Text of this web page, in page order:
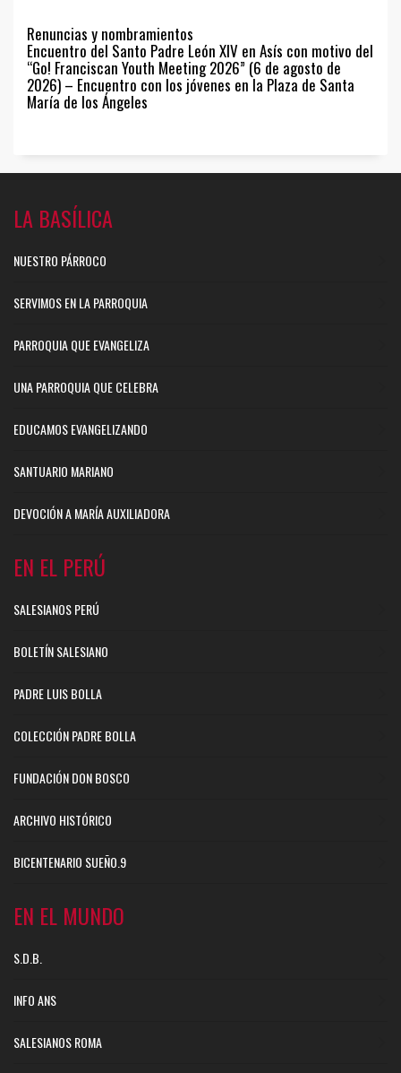
Renuncias y nombramientos
Encuentro del Santo Padre León XIV en Asís con motivo del
“Go! Franciscan Youth Meeting 2026” (6 de agosto de
2026) – Encuentro con los jóvenes en la Plaza de Santa
María de los Ángeles
LA BASÍLICA
NUESTRO PÁRROCO
SERVIMOS EN LA PARROQUIA
PARROQUIA QUE EVANGELIZA
UNA PARROQUIA QUE CELEBRA
EDUCAMOS EVANGELIZANDO
SANTUARIO MARIANO
DEVOCIÓN A MARÍA AUXILIADORA
EN EL PERÚ
SALESIANOS PERÚ
BOLETÍN SALESIANO
PADRE LUIS BOLLA
COLECCIÓN PADRE BOLLA
FUNDACIÓN DON BOSCO
ARCHIVO HISTÓRICO
BICENTENARIO SUEÑO.9
EN EL MUNDO
S.D.B.
INFO ANS
SALESIANOS ROMA